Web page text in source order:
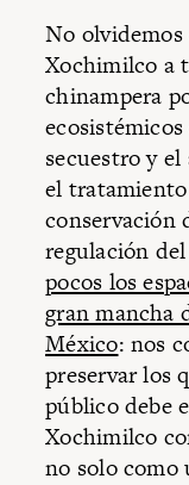
No
Xochimilco a
chinampera
secuestro y
el
conservación
regulación
pocos los
gran mancha
México: nos
preservar los
público debe
Xochimilco
no solo